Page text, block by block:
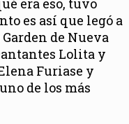
es así que legó a
de Nueva
Lolita y
Furiase y
de los más